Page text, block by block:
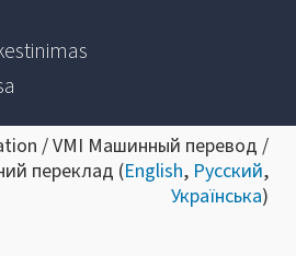
/ VMI Машинный перевод /
переклад (English, Русский,
Українська)